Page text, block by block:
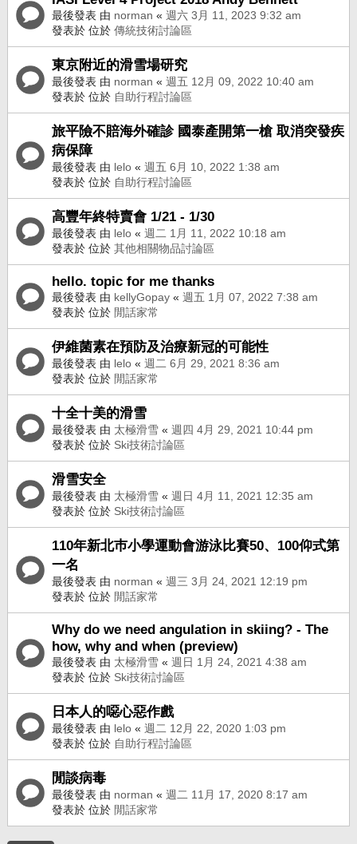
最後發表 由 norman « 週六 3月 11, 2023 9:32 am
發表於 位於 傳統技術討論區
東京附近的滑雪場研究
最後發表 由 norman « 週五 12月 09, 2022 10:40 am
發表於 位於 自助行程討論區
旅平險不賠海外確診 國泰產開第一槍 取消突發疾
病保障
最後發表 由 lelo « 週五 6月 10, 2022 1:38 am
發表於 位於 自助行程討論區
高豐年終特賣會 1/21 - 1/30
最後發表 由 lelo « 週二 1月 11, 2022 10:18 am
發表於 位於 其他相關物品討論區
hello. topic for me thanks
最後發表 由 kellyGopay « 週五 1月 07, 2022 7:38 am
發表於 位於 閒話家常
伊維菌素在預防及治療新冠的可能性
最後發表 由 lelo « 週二 6月 29, 2021 8:36 am
發表於 位於 閒話家常
十全十美的滑雪
最後發表 由 太極滑雪 « 週四 4月 29, 2021 10:44 pm
發表於 位於 Ski技術討論區
滑雪安全
最後發表 由 太極滑雪 « 週日 4月 11, 2021 12:35 am
發表於 位於 Ski技術討論區
110年新北巿小學運動會游泳比賽50、100仰式第
一名
最後發表 由 norman « 週三 3月 24, 2021 12:19 pm
發表於 位於 閒話家常
Why do we need angulation in skiing? - The
how, why and when (preview)
最後發表 由 太極滑雪 « 週日 1月 24, 2021 4:38 am
發表於 位於 Ski技術討論區
日本人的噁心惡作戲
最後發表 由 lelo « 週二 12月 22, 2020 1:03 pm
發表於 位於 自助行程討論區
閒談病毒
最後發表 由 norman « 週二 11月 17, 2020 8:17 am
發表於 位於 閒話家常